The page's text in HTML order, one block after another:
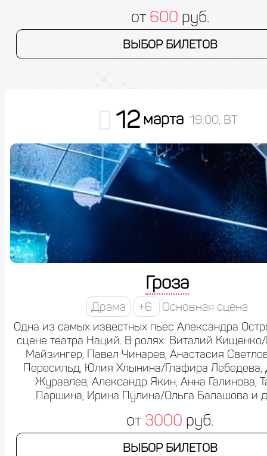
от 600 руб.
ВЫБОР БИЛЕТОВ
12 марта 19:00, ВТ
Гроза
Драма +6 Основная сцена
Одна из самых известных пьес Александра
сцене театра Наций. В ролях: Виталий
Майзингер, Павел Чинарев, Анастасия
Пересильд, Юлия Хлынина/Глафира Лебедева,
Журавлев, Александр Якин, Анна Галинова,
Паршина, Ирина Пулина/Ольга Балашова и
от 3000 руб.
ВЫБОР БИЛЕТОВ